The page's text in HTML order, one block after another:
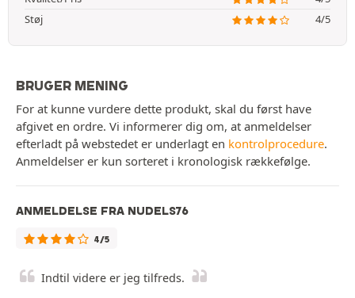
Støj
4/5
BRUGER MENING
For at kunne vurdere dette produkt, skal du først have
afgivet en ordre. Vi informerer dig om, at anmeldelser
efterladt på webstedet er underlagt en kontrolprocedure.
Anmeldelser er kun sorteret i kronologisk rækkefølge.
ANMELDELSE FRA NUDELS76
4/5
Indtil videre er jeg tilfreds.